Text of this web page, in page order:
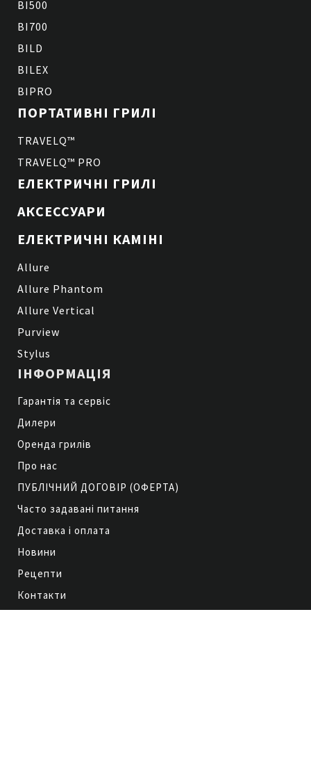
BI500
BI700
BILD
BILEX
BIPRO
ПОРТАТИВНІ ГРИЛІ
TRAVELQ™
TRAVELQ™ PRO
ЕЛЕКТРИЧНІ ГРИЛІ
АКСЕССУАРИ
ЕЛЕКТРИЧНІ КАМІНІ
Allure
Allure Phantom
Allure Vertical
Purview
Stylus
ІНФОРМАЦІЯ
Гарантія та сервіс
Дилери
Оренда грилів
Про нас
ПУБЛІЧНИЙ ДОГОВІР (ОФЕРТА)
Часто задавані питання
Доставка і оплата
Новини
Рецепти
Контакти